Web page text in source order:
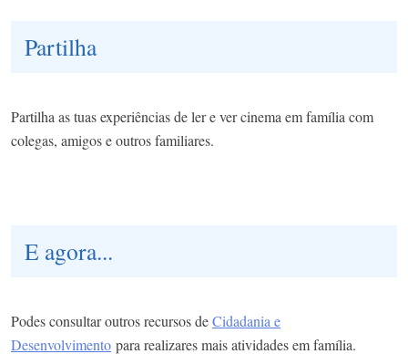
Partilha
Partilha as tuas experiências de ler e ver cinema em família com
colegas, amigos e outros familiares.
E agora...
Podes consultar outros recursos deCidadania e
Desenvolvimento para realizares mais atividades em família.